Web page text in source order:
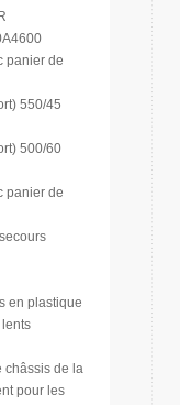
panier de
550/45
500/60
panier de
en plastique
châssis de la
pour les